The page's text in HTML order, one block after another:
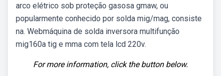
arco elétrico sob proteção gasosa gmaw, ou
popularmente conhecido por solda mig/mag, consiste
na. Webmáquina de solda inversora multifunção
mig160a tig e mma com tela lcd 220v.
For more information, click the button below.